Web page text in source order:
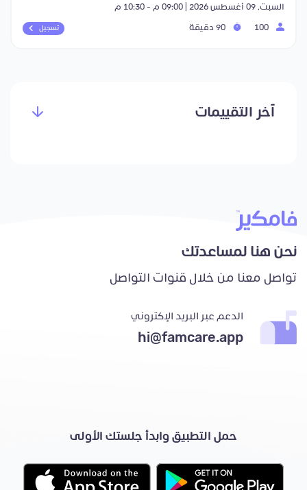
السبت, 09 أغسطس 2026 | 09:00 م - 10:30 م
تسجيل
آخر التقييمات
نحن هنا لمساعدتك
تواصل معنا من خلال قنوات التواصل
الدعم عبر البريد الإكتروني
hi@famcare.app
حمل التطبيق وابدأ جلستك الأولى